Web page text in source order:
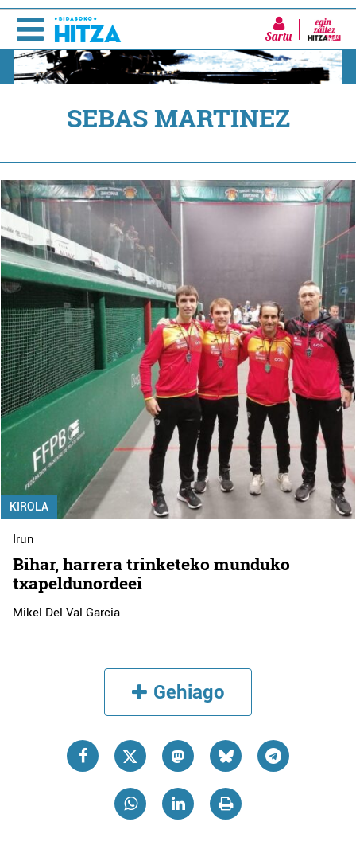
Sartu
SEBAS MARTINEZ
KIROLA
Irun
Bihar, harrera trinketeko munduko
txapeldunordeei
Mikel Del Val Garcia
Gehiago